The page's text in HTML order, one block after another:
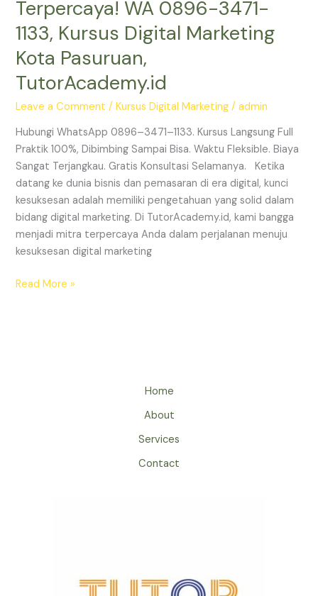
Terpercaya! WA 0896-3471-
1133, Kursus Digital Marketing
Kota Pasuruan,
TutorAcademy.id
Leave a Comment /Kursus Digital Marketing /admin
Hubungi WhatsApp 0896–3471–1133. Kursus Langsung Full
Praktik 100%, Dibimbing Sampai Bisa. Waktu Fleksible. Biaya
Sangat Terjangkau. Gratis Konsultasi Selamanya. Ketika
datang ke dunia bisnis dan pemasaran di era digital, kunci
kesuksesan adalah memiliki pengetahuan yang solid dalam
bidang digital marketing. Di TutorAcademy.id, kami bangga
menjadi mitra terpercaya Anda dalam perjalanan menuju
kesuksesan digital marketing
Read More »
Home
About
Services
Contact